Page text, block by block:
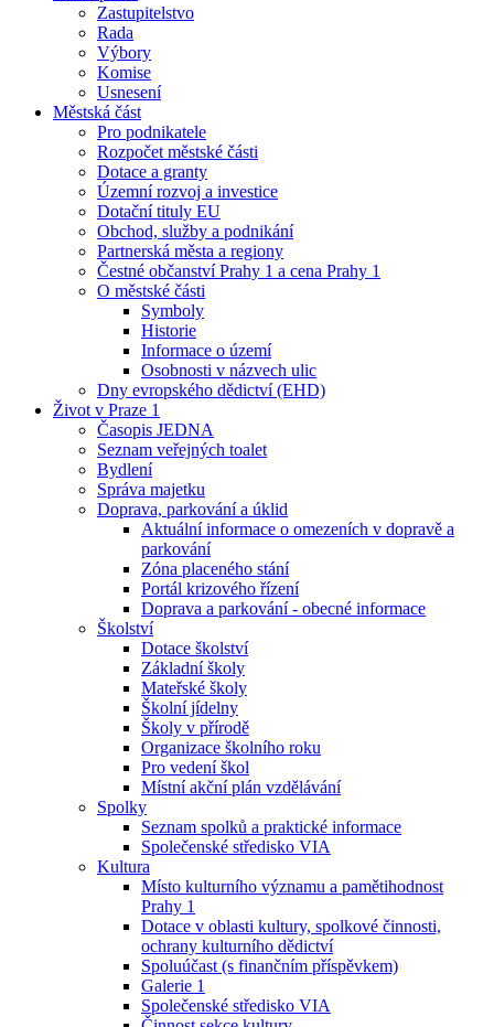
Zastupitelstvo
Rada
Výbory
Komise
Usnesení
Městská část
Pro podnikatele
Rozpočet městské části
Dotace a granty
Územní rozvoj a investice
Dotační tituly EU
Obchod, služby a podnikání
Partnerská města a regiony
Čestné občanství Prahy 1 a cena Prahy 1
O městské části
Symboly
Historie
Informace o území
Osobnosti v názvech ulic
Dny evropského dědictví (EHD)
Život v Praze 1
Časopis JEDNA
Seznam veřejných toalet
Bydlení
Správa majetku
Doprava, parkování a úklid
Aktuální informace o omezeních v dopravě a
parkování
Zóna placeného stání
Portál krizového řízení
Doprava a parkování - obecné informace
Školství
Dotace školství
Základní školy
Mateřské školy
Školní jídelny
Školy v přírodě
Organizace školního roku
Pro vedení škol
Místní akční plán vzdělávání
Spolky
Seznam spolků a praktické informace
Společenské středisko VIA
Kultura
Místo kulturního významu a pamětihodnost
Prahy 1
Dotace v oblasti kultury, spolkové činnosti,
ochrany kulturního dědictví
Spoluúčast (s finančním příspěvkem)
Galerie 1
Společenské středisko VIA